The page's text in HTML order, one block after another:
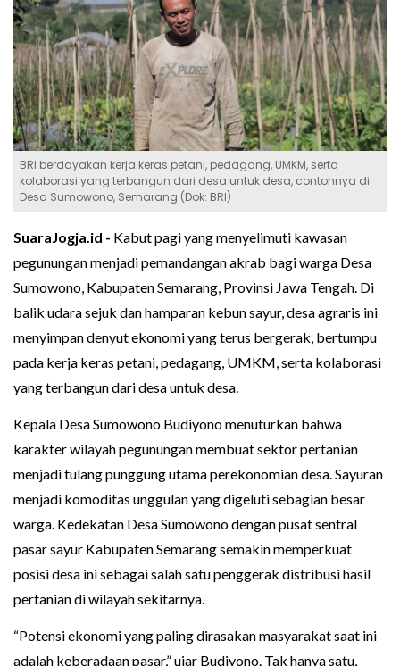
BRI berdayakan kerja keras petani, pedagang, UMKM, serta
kolaborasi yang terbangun dari desa untuk desa, contohnya di
Desa Sumowono, Semarang (Dok: BRI)
SuaraJogja.id - Kabut pagi yang menyelimuti kawasan
pegunungan menjadi pemandangan akrab bagi warga Desa
Sumowono, Kabupaten Semarang, Provinsi Jawa Tengah. Di
balik udara sejuk dan hamparan kebun sayur, desa agraris ini
menyimpan denyut ekonomi yang terus bergerak, bertumpu
pada kerja keras petani, pedagang, UMKM, serta kolaborasi
yang terbangun dari desa untuk desa.
Kepala Desa Sumowono Budiyono menuturkan bahwa
karakter wilayah pegunungan membuat sektor pertanian
menjadi tulang punggung utama perekonomian desa. Sayuran
menjadi komoditas unggulan yang digeluti sebagian besar
warga. Kedekatan Desa Sumowono dengan pusat sentral
pasar sayur Kabupaten Semarang semakin memperkuat
posisi desa ini sebagai salah satu penggerak distribusi hasil
pertanian di wilayah sekitarnya.
“Potensi ekonomi yang paling dirasakan masyarakat saat ini
adalah keberadaan pasar,” ujar Budiyono. Tak hanya satu,